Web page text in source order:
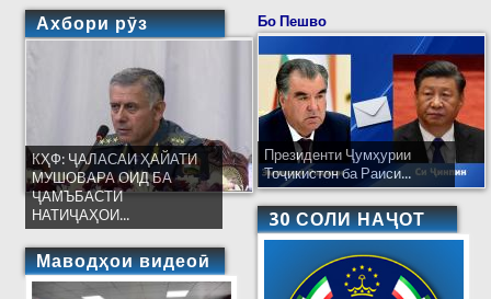
Ахбори рӯз
КҲФ: ҶАЛАСАИ ҲАЙАТИ
МУШОВАРА ОИД БА
ҶАМЪБАСТИ
НАТИҶАҲОИ...
Маводҳои видеоӣ
Бо Пешво
Президенти Ҷумҳурии
Тоҷикистон ба Раиси...
30 СОЛИ НАҶОТ